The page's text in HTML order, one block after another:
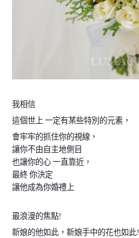
我相信
這個世上 一定有某些特別的元素，
會牢牢的抓住你的視線，
讓你不由自主地側目
也讓你的心 一直靠近，
最終 你決定
讓他成為你婚禮上
最浪漫的焦點!
新娘的他如此，新娘手中的花也如此!